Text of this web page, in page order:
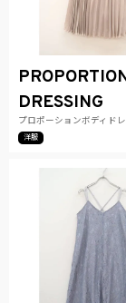
DRESSING
プロポーションボディド
洋服